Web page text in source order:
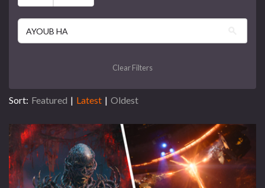
Clear Filters
Sort: Featured | Latest | Oldest